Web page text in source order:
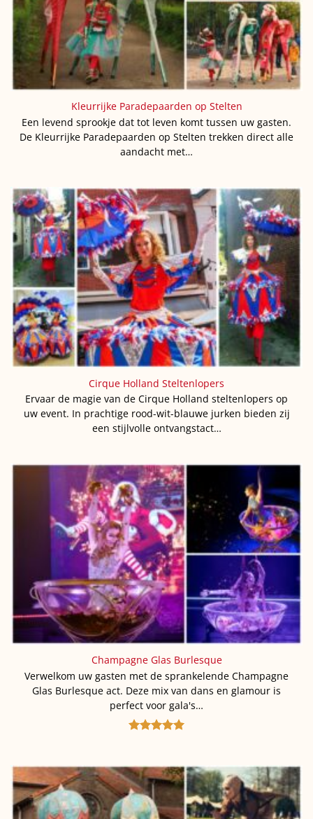
Kleurrijke Paradepaarden op Stelten
Een levend sprookje dat tot leven komt tussen uw gasten.
De Kleurrijke Paradepaarden op Stelten trekken direct alle
aandacht met…
Cirque Holland Steltenlopers
Ervaar de magie van de Cirque Holland steltenlopers op
uw event. In prachtige rood-wit-blauwe jurken bieden zij
een stijlvolle ontvangstact…
Champagne Glas Burlesque
Verwelkom uw gasten met de sprankelende Champagne
Glas Burlesque act. Deze mix van dans en glamour is
perfect voor gala's…